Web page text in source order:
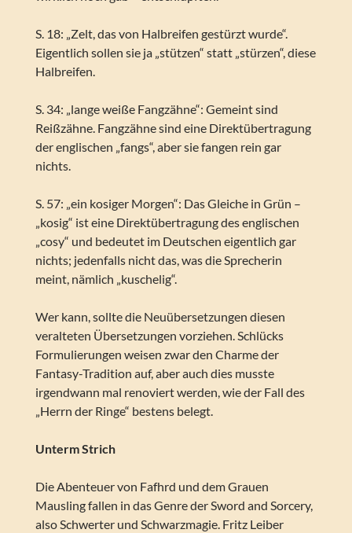
S. 18: „Zelt, das von Halbreifen gestürzt wurde“.
Eigentlich sollen sie ja „stützen“ statt „stürzen“, diese
Halbreifen.
S. 34: „lange weiße Fangzähne“: Gemeint sind
Reißzähne. Fangzähne sind eine Direktübertragung
der englischen „fangs“, aber sie fangen rein gar
nichts.
S. 57: „ein kosiger Morgen“: Das Gleiche in Grün –
„kosig“ ist eine Direktübertragung des englischen
„cosy“ und bedeutet im Deutschen eigentlich gar
nichts; jedenfalls nicht das, was die Sprecherin
meint, nämlich „kuschelig“.
Wer kann, sollte die Neuübersetzungen diesen
veralteten Übersetzungen vorziehen. Schlücks
Formulierungen weisen zwar den Charme der
Fantasy-Tradition auf, aber auch dies musste
irgendwann mal renoviert werden, wie der Fall des
„Herrn der Ringe“ bestens belegt.
Unterm Strich
Die Abenteuer von Fafhrd und dem Grauen
Mausling fallen in das Genre der Sword and Sorcery,
also Schwerter und Schwarzmagie. Fritz Leiber